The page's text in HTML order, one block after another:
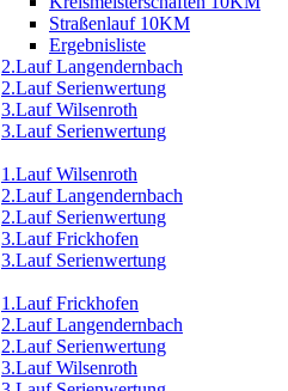
Straßenlauf 10KM
Ergebnisliste
2.Lauf Langendernbach
2.Lauf Serienwertung
3.Lauf Wilsenroth
3.Lauf Serienwertung
1.Lauf Wilsenroth
2.Lauf Langendernbach
2.Lauf Serienwertung
3.Lauf Frickhofen
3.Lauf Serienwertung
1.Lauf Frickhofen
2.Lauf Langendernbach
2.Lauf Serienwertung
3.Lauf Wilsenroth